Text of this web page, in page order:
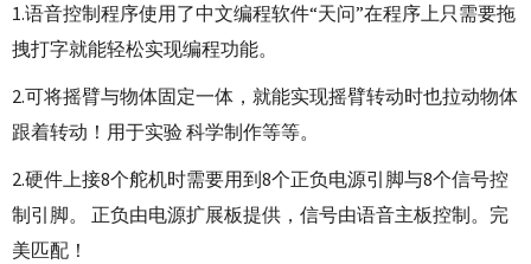
1.语音控制程序使用了中文编程软件“天问”在程序上只需要拖
拽打字就能轻松实现编程功能。
2.可将摇臂与物体固定一体，就能实现摇臂转动时也拉动物体
跟着转动！用于实验 科学制作等等。
2.硬件上接8个舵机时需要用到8个正负电源引脚与8个信号控
制引脚。 正负由电源扩展板提供，信号由语音主板控制。完
美匹配！